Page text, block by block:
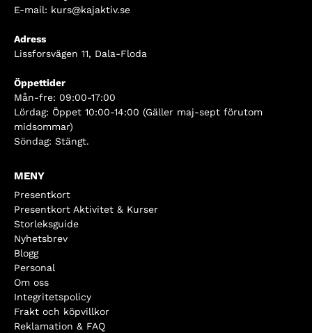
E-mail: kurs@kajaktiv.se
Adress
Lissforsvägen 11, Dala-Floda
Öppettider
Mån-fre: 09:00-17:00
Lördag: Öppet 10:00-14:00 (Gäller maj-sept förutom
midsommar)
Söndag: Stängt.
MENY
Presentkort
Presentkort Aktivitet & Kurser
Storleksguide
Nyhetsbrev
Blogg
Personal
Om oss
Integritetspolicy
Frakt och köpvillkor
Reklamation & FAQ